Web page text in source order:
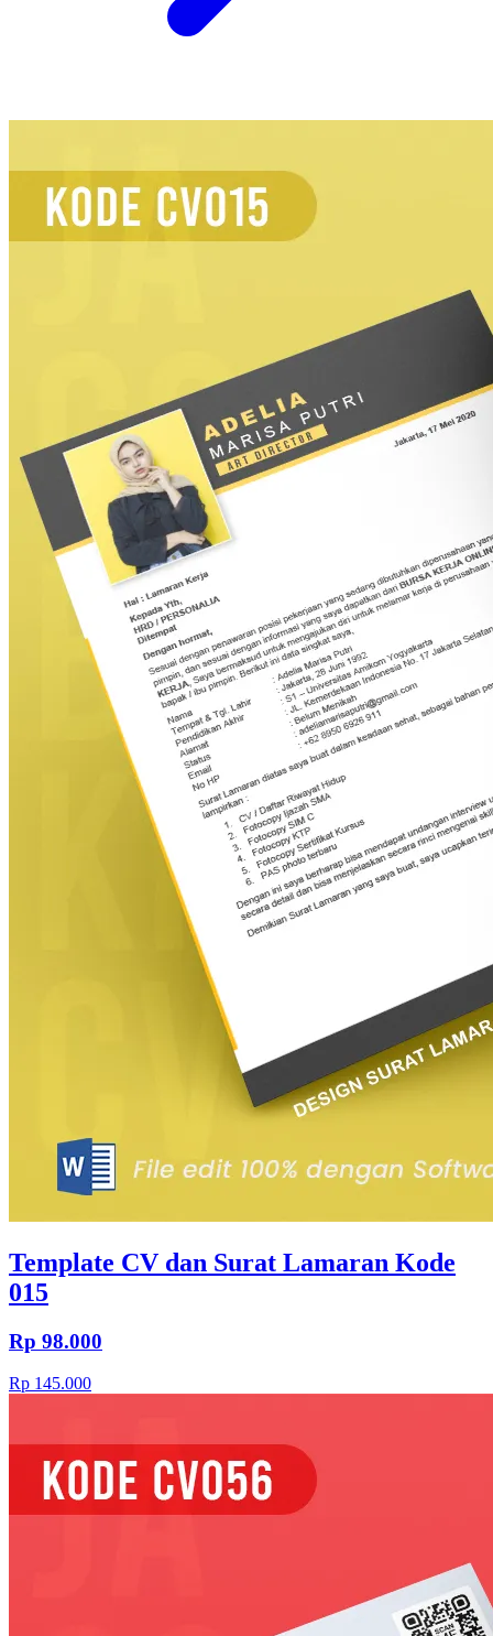
Template CV dan Surat Lamaran Kode
015
Rp 98.000
Rp 145.000